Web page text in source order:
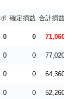
確定損益 合計損益
0 0 71,060
0 0 77,020
0 0 64,360
0 0 52,260